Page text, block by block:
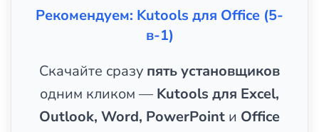
Рекомендуем: Kutools для Office (5-
в-1)
Скачайте сразу пять установщиков
одним кликом — Kutools для Excel,
Outlook, Word, PowerPoint и Office